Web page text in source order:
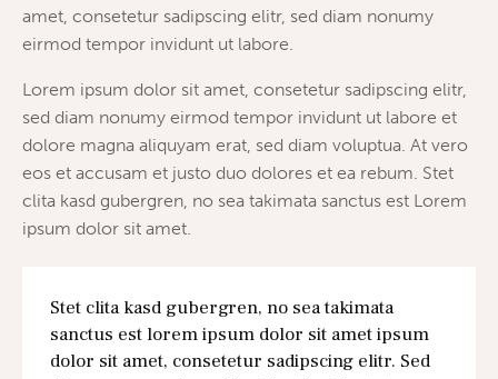
amet, consetetur sadipscing elitr, sed diam nonumy
eirmod tempor invidunt ut labore.
Lorem ipsum dolor sit amet, consetetur sadipscing elitr,
sed diam nonumy eirmod tempor invidunt ut labore et
dolore magna aliquyam erat, sed diam voluptua. At vero
eos et accusam et justo duo dolores et ea rebum. Stet
clita kasd gubergren, no sea takimata sanctus est Lorem
ipsum dolor sit amet.
Stet clita kasd gubergren, no sea takimata
sanctus est lorem ipsum dolor sit amet ipsum
dolor sit amet, consetetur sadipscing elitr. Sed